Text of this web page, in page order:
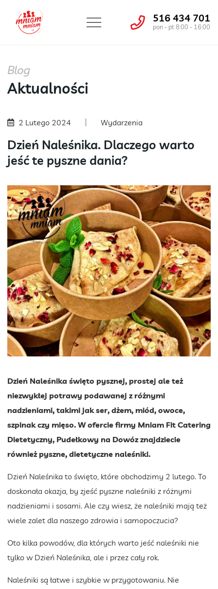
516 434 701
pon - pt 8:00 - 16:00
Blog
Aktualności
2 Lutego 2024 Wydarzenia
Dzień Naleśnika. Dlaczego warto
jeść te pyszne dania?
Dzień Naleśnika święto pysznej, prostej ale też
niezwykłej potrawy podawanej z różnymi
nadzieniami, takimi jak ser, dżem, miód, owoce,
szpinak czy mięso. W ofercie firmy Mniam Fit Catering
Dietetyczny, Pudełkowy na Dowóz znajdziecie
również pyszne, dietetyczne naleśniki.
Dzień Naleśnika to święto, które obchodzimy 2 lutego. To
doskonała okazja, by zjeść pyszne naleśniki z różnymi
nadzieniami i sosami. Ale czy wiesz, że naleśniki mają też
wiele zalet dla naszego zdrowia i samopoczucia?
Oto kilka powodów, dla których warto jeść naleśniki nie
tylko w Dzień Naleśnika, ale i przez cały rok.
Naleśniki są łatwe i szybkie w przygotowaniu. Nie